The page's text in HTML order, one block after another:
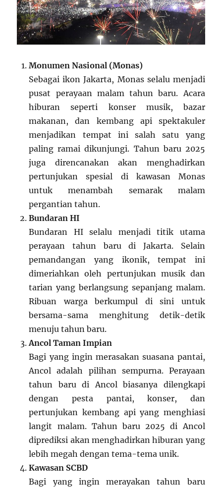
Monumen Nasional (Monas)
Sebagai ikon Jakarta, Monas selalu menjadi
pusat perayaan malam tahun baru. Acara
hiburan seperti konser musik, bazar
makanan, dan kembang api spektakuler
menjadikan tempat ini salah satu yang
paling ramai dikunjungi. Tahun baru 2025
juga direncanakan akan menghadirkan
pertunjukan spesial di kawasan Monas
untuk menambah semarak malam
pergantian tahun.
Bundaran HI
Bundaran HI selalu menjadi titik utama
perayaan tahun baru di Jakarta. Selain
pemandangan yang ikonik, tempat ini
dimeriahkan oleh pertunjukan musik dan
tarian yang berlangsung sepanjang malam.
Ribuan warga berkumpul di sini untuk
bersama-sama menghitung detik-detik
menuju tahun baru.
Ancol Taman Impian
Bagi yang ingin merasakan suasana pantai,
Ancol adalah pilihan sempurna. Perayaan
tahun baru di Ancol biasanya dilengkapi
dengan pesta pantai, konser, dan
pertunjukan kembang api yang menghiasi
langit malam. Tahun baru 2025 di Ancol
diprediksi akan menghadirkan hiburan yang
lebih megah dengan tema-tema unik.
Kawasan SCBD
Bagi yang ingin merayakan tahun baru